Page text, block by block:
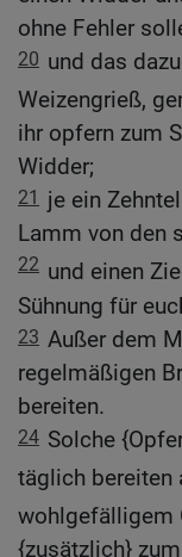
ohne Fehler
20 und das
Weizengrieß,
ihr opfern zum
Widder;
21
je ein
Lamm von den
22 und einen
Sühnung für
23 Außer dem
regelmäßigen
bereiten.
24 Solche
täglich bereiten
wohlgefälligem
{zusätzlich}